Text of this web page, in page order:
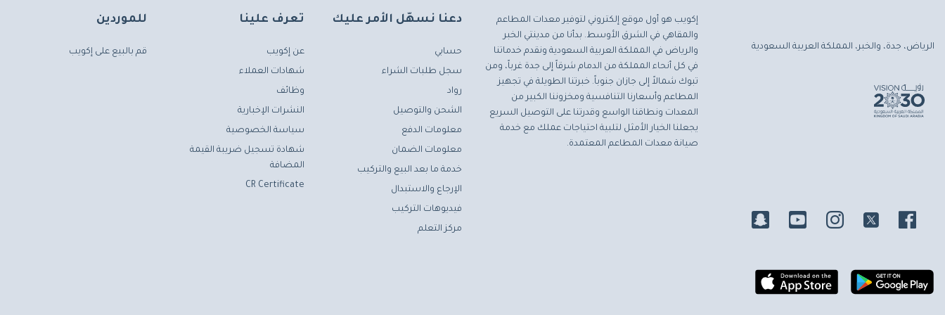
الرياض، جدة، والخبر، المملكة العربية السعودية
إكويب هو أول موقع إلكتروني لتوفير معدات المطاعم
والمقاهي في الشرق الأوسط. بدأنا من مدينتي الخبر
والرياض في المملكة العربية السعودية ونقدم خدماتنا
في كل أنحاء المملكة من الدمام شرقاً إلى جدة غرباً، ومن
تبوك شمالاً إلى جازان جنوباً. خبرتنا الطويلة في تجهيز
المطاعم وأسعارنا التنافسية ومخزوننا الكبير من
المعدات ونطاقنا الواسع وقدرتنا على التوصيل السريع
يجعلنا الخيار الأمثل لتلبية احتياجات عملك مع خدمة
صيانة معدات المطاعم المعتمدة.
دعنا نسهّل الأمر عليك
حسابي
سجل طلبات الشراء
رواد
الشحن والتوصيل
معلومات الدفع
معلومات الضمان
خدمة ما بعد البيع والتركيب
الإرجاع والاستبدال
فيديوهات التركيب
مركز التعلم
تعرف علينا
عن إكويب
شهادات العملاء
وظائف
النشرات الإخبارية
سياسة الخصوصية
شهادة تسجيل ضريبة القيمة
المضافة
CR Certificate
للموردين
قم بالبيع على إكويب